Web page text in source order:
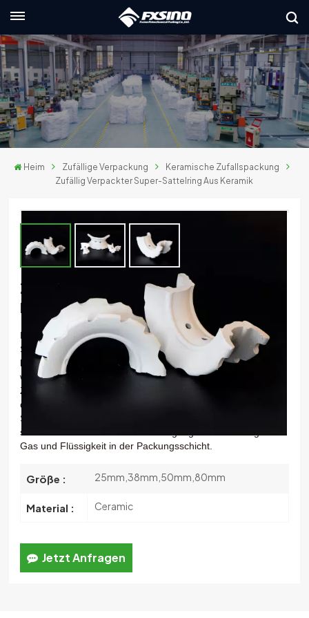
本語
Heim Zufällige Verpackung
Keramische Zufallspackung
Zufällig Verpackter Super-Sattelring Aus Keramik
Zufällig Verpackter Super-Sattelring Aus
Keramik
Es handelte sich um einen verbesserten Ring, der auf der
Struktur des Intalox-Rings basierte. Die größte Verbesserung
besteht darin, dass das Bogenprofil des Intalox-Sattels ein
wellenförmiges oder gezacktes Profil aufweist. In der
Zwischenzeit wurden einige Poren in der mittleren Position
des Bogenflüssigkeitskanals vergrößert. Die Änderung dieser
Struktur vergrößert nicht nur den Kontaktspalt der Packung,
sondern verbessert auch die Bewegung und Verteilung von
Gas und Flüssigkeit in der Packungsschicht.
Größe : 25mm,38mm,50mm,80mm
Material : Ceramic
Jetzt Anfragen